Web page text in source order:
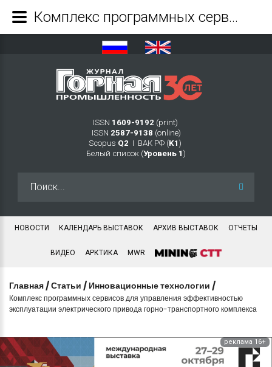
ISSN 1609-9192 (print)
ISSN 2587-9138 (online)
Scopus Q2 Ι ВАК РФ (K1 )
Белый список (Уровень 1 )
НОВОСТИ КАЛЕНДАРЬ ВЫСТАВОК АРХИВ ВЫСТАВОК ОТЧЕТЫ
ВИДЕО АРКТИКА MWR
Главная /Статьи / Инновационные технологии /
Комплекс программных сервисов для управления эффективностью
эксплуатации электрического привода горно-транспортного комплекса
реклама 16+
Комплекс программных сервисов для управления эффективностью эксплуатации электрического привода горно-транспортного комплекса - Журнал Горная промышленность